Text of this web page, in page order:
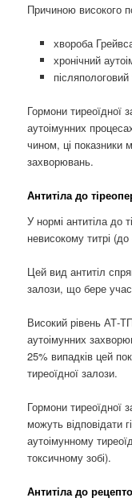
Причиною високого
хвороба
хронічний
Гормони тиреоїдної
аутоімунних
чином, ці показники
захворювань.
Антитіла до
У нормі антитіла до
невисокому титрі
Цей вид антитіл
залози, що бере
Високий рівень АТ-
аутоімунних
25% випадків цей
тиреоїдної залози.
Гормони тиреоїдної
можуть відповідати
аутоімунному
токсичному зобі).
Антитіла до